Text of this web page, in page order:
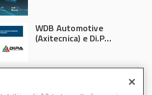
WDB Automotive
(Axitecnica) e Di.Pa.